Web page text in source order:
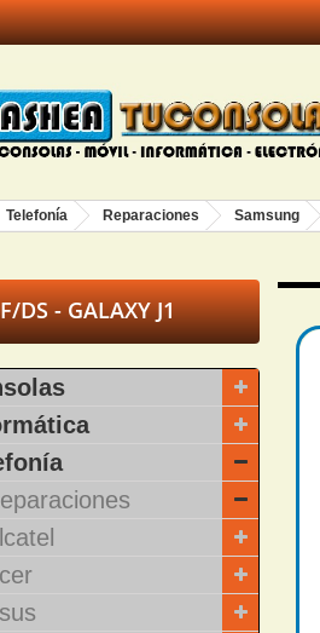
Telefonía Reparaciones Samsung
DS - GALAXY J1